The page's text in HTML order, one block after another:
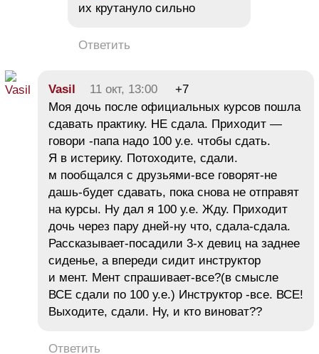
их крутануло сильно
Ответить
Vasil 11 окт, 13:00
+7
Моя дочь после официальных курсов пошла
сдавать практику. НЕ сдала. Приходит —
говори -папа надо 100 у.е. чтобы сдать.
Я в истерику. Потоходите, сдали.
м пообщался с друзьями-все говорят-не
дашь-будет сдавать, пока снова не отправят
на курсы. Ну дал я 100 у.е. Жду. Приходит
дочь через пару дней-ну что, сдала-сдала.
Рассказывает-посадили 3-х девиц на заднее
сиденье, а впереди сидит инструктор
и мент. Мент спрашивает-все?(в смысле
ВСЕ сдали по 100 у.е.) Инструктор -все. ВСЕ!
Выходите, сдали. Ну, и кто виноват??
Ответить